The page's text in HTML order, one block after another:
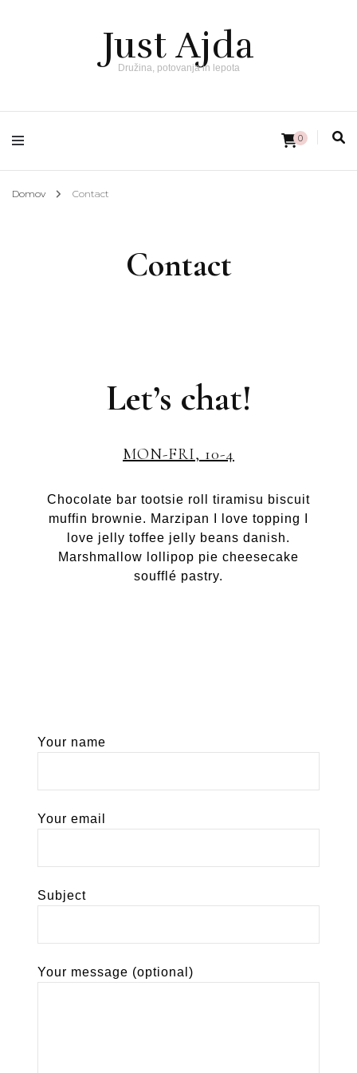
Just Ajda
Družina, potovanja in lepota
0
Domov Contact
Contact
Let’s chat!
MON-FRI, 10-4
Chocolate bar tootsie roll tiramisu biscuit
muffin brownie. Marzipan I love topping I
love jelly toffee jelly beans danish.
Marshmallow lollipop pie cheesecake
soufflé pastry.
Your name
Your email
Subject
Your message (optional)